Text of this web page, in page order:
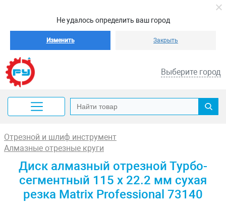
Не удалось определить ваш город
Изменить Закрыть
Выберите город
Отрезной и шлиф инструмент
Алмазные отрезные круги
Диск алмазный отрезной Турбо-
сегментный 115 х 22.2 мм сухая
резка Matrix Professional 73140